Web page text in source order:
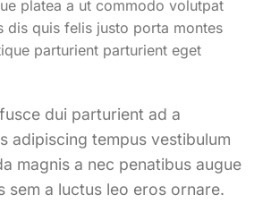
platea a ut commodo volutpat
dis quis felis justo porta montes
parturient parturient eget
dui parturient ad a
adipiscing tempus vestibulum
magnis a nec penatibus augue
sem a luctus leo eros ornare.